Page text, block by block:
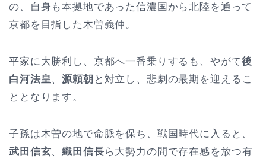
の、自身も本拠地であった信濃国から北陸を通って
京都を目指した木曽義仲。
平家に大勝利し、京都へ一番乗りするも、やがて後
白河法皇、源頼朝 と対立し、悲劇の最期を迎えるこ
ととなります。
子孫は木曽の地で命脈を保ち、戦国時代に入ると、
武田信玄、織田信長 ら大勢力の間で存在感を放つ有